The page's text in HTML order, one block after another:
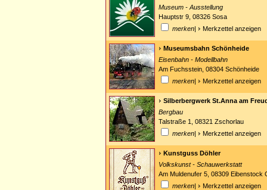
Museum - Ausstellung
Hauptstr 9, 08326 Sosa
merken| Merkzettel anzeigen
Museumsbahn Schönheide
Eisenbahn - Modellbahn
Am Fuchsstein, 08304 Schönheide
merken| Merkzettel anzeigen
Silberbergwerk St.Anna am
Bergbau
Talstraße 1, 08321 Zschorlau
merken| Merkzettel anzeigen
Kunstguss Döhler
Volkskunst - Schauwerkstatt
Am Muldenufer 5, 08309 Eibenstock
merken| Merkzettel anzeigen